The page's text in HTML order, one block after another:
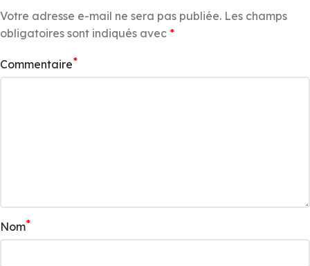
Votre adresse e-mail ne sera pas publiée. Les champs
obligatoires sont indiqués avec *
Commentaire*
Nom*